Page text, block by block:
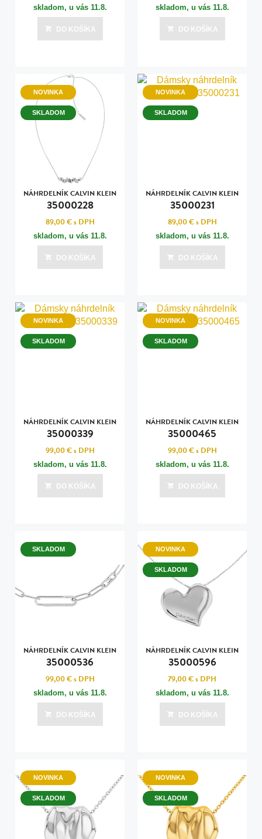
skladom, u vás 11.8.
DO KOŠÍKA
skladom, u vás 11.8.
DO KOŠÍKA
NOVINKA
SKLADOM
NÁHRDELNÍK CALVIN KLEIN
35000228
89,00 €s DPH
skladom, u vás 11.8.
DO KOŠÍKA
NOVINKA
SKLADOM
NÁHRDELNÍK CALVIN KLEIN
35000231
89,00 €s DPH
skladom, u vás 11.8.
DO KOŠÍKA
NOVINKA
SKLADOM
NÁHRDELNÍK CALVIN KLEIN
35000339
99,00 €s DPH
skladom, u vás 11.8.
DO KOŠÍKA
NOVINKA
SKLADOM
NÁHRDELNÍK CALVIN KLEIN
35000465
99,00 €s DPH
skladom, u vás 11.8.
DO KOŠÍKA
SKLADOM
NÁHRDELNÍK CALVIN KLEIN
35000536
99,00 €s DPH
skladom, u vás 11.8.
DO KOŠÍKA
NOVINKA
SKLADOM
NÁHRDELNÍK CALVIN KLEIN
35000596
79,00 €s DPH
skladom, u vás 11.8.
DO KOŠÍKA
NOVINKA
SKLADOM
NOVINKA
SKLADOM